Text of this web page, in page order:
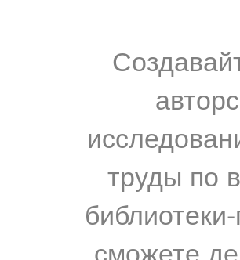
труды по
сможете